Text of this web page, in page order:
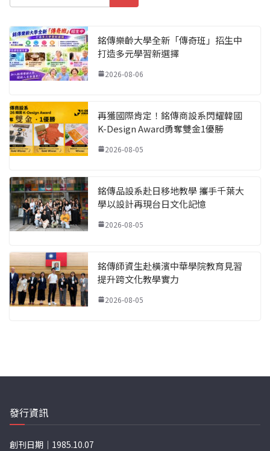
銘傳樂齡大學全新「傳奇班」招生中
打造多元學習新選擇
2026-08-06
再獲國際肯定！銘傳商設系閃耀韓國
K-Design Award勇奪雙金1優勝
2026-08-05
銘傳品設系赴日移地教學 攜手千葉大
學以設計再現台日文化記憶
2026-08-05
銘傳師資生赴橫濱中華學院教育見習
提升跨文化教學實力
2026-08-05
發行資訊
創刊日期｜1985.10.07